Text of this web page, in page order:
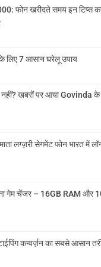
फोन खरीदते समय इन टिप्स
7 आसान घरेलू उपाय
खबरों पर आया Govinda के
लग्ज़री सेगमेंट फोन भारत में
गेम चेंजर – 16GB RAM और
कन्वर्ज़न का सबसे आसान